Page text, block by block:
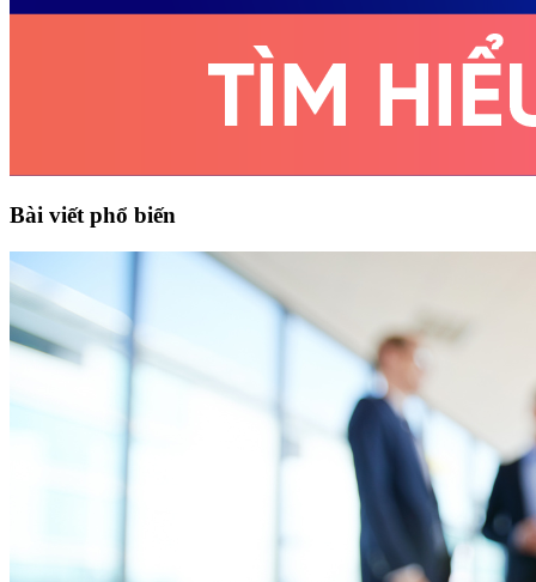
Bài viết phổ biến